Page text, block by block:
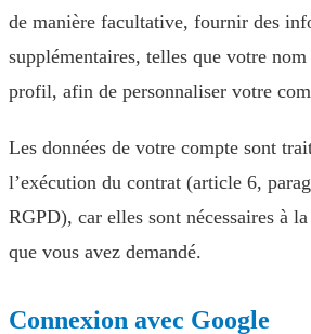
de manière facultative, fournir des
supplémentaires, telles que votre
profil, afin de personnaliser votre
Les données de votre compte sont
l’exécution du contrat (article 6,
RGPD), car elles sont nécessaires à
que vous avez demandé.
Connexion avec Google